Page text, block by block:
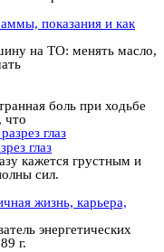
показания и как
на ТО: менять масло,
боль при ходьбе
что
глаз
кажется грустным и
сил.
жизнь, карьера,
энергетических
г.